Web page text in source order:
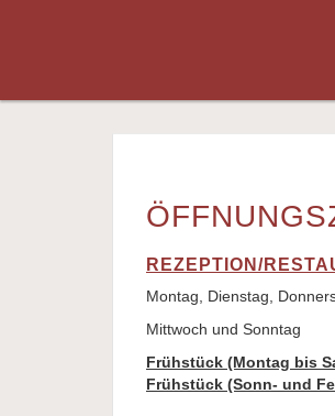
REZEPTION/
Montag, Dienstag,
Mittwoch und
Frühstück (Montag bis
Frühstück (Sonn- und